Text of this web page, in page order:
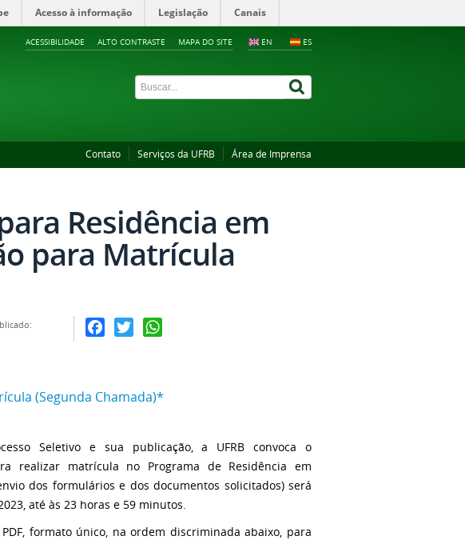
Acesso à informação Legislação Canais
EN ES
ACESSIBILIDADE ALTO CONTRASTE MAPA DO SITE
Contato Serviços da UFRB Área de Imprensa
Residência em
para Matrícula
(Segunda Chamada)*
Seletivo e sua publicação, a UFRB convoca o
realizar matrícula no Programa de Residência em
dos formulários e dos documentos solicitados) será
até às 23 horas e 59 minutos.
formato único, na ordem discriminada abaixo, para